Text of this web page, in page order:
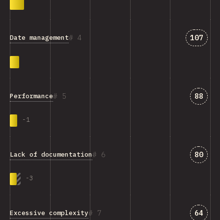
4
Date management 107
5
Performance
-1
88
6
Lack of documentation
-3
80
7
Excessive complexity 64